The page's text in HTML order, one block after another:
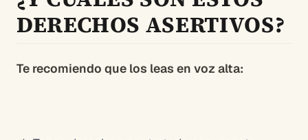
DERECHOS ASERTIVOS?
Te recomiendo que los leas en voz alta: